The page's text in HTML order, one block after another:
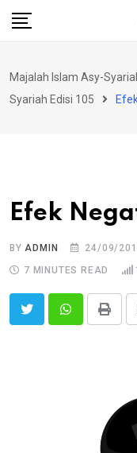
Skip
Majalah Islam Asy-
Syariah Edisi 105
Efek
BY ADMIN 24/09/
7 MINUTES READ
Print